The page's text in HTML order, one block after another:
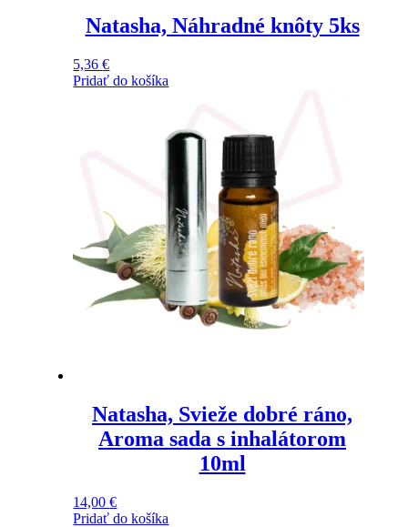
Natasha, Náhradné knôty 5ks
5,36€
Pridať do košíka
Natasha, Svieže dobré ráno,
Aroma sada s inhalátorom
10ml
14,00€
Pridať do košíka